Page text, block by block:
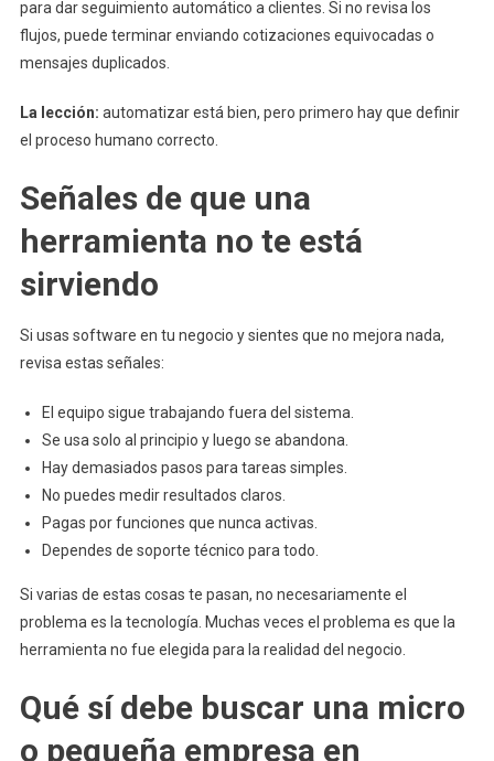
para dar seguimiento automático a clientes. Si no revisa los
flujos, puede terminar enviando cotizaciones equivocadas o
mensajes duplicados.
La lección: automatizar está bien, pero primero hay que definir
el proceso humano correcto.
Señales de que una
herramienta no te está
sirviendo
Si usas software en tu negocio y sientes que no mejora nada,
revisa estas señales:
El equipo sigue trabajando fuera del sistema.
Se usa solo al principio y luego se abandona.
Hay demasiados pasos para tareas simples.
No puedes medir resultados claros.
Pagas por funciones que nunca activas.
Dependes de soporte técnico para todo.
Si varias de estas cosas te pasan, no necesariamente el
problema es la tecnología. Muchas veces el problema es que la
herramienta no fue elegida para la realidad del negocio.
Qué sí debe buscar una micro
o pequeña empresa en